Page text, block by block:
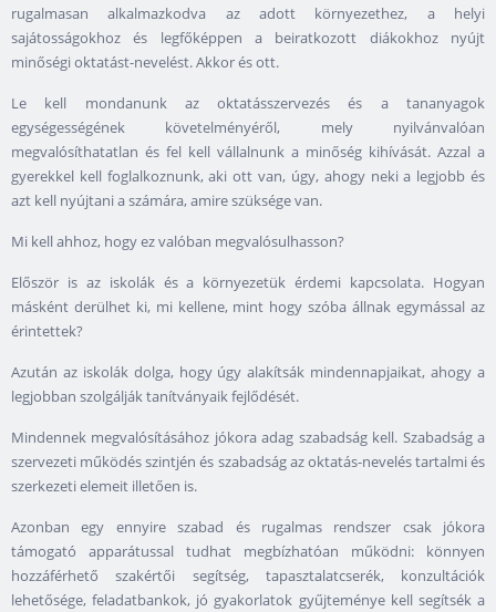
rugalmasan alkalmazkodva az adott környezethez, a helyi
sajátosságokhoz és legfőképpen a beiratkozott diákokhoz nyújt
minőségi oktatást-nevelést. Akkor és ott.
Le kell mondanunk az oktatásszervezés és a tananyagok
egységességének követelményéről, mely nyilvánvalóan
megvalósíthatatlan és fel kell vállalnunk a minőség kihívását. Azzal a
gyerekkel kell foglalkoznunk, aki ott van, úgy, ahogy neki a legjobb és
azt kell nyújtani a számára, amire szüksége van.
Mi kell ahhoz, hogy ez valóban megvalósulhasson?
Először is az iskolák és a környezetük érdemi kapcsolata. Hogyan
másként derülhet ki, mi kellene, mint hogy szóba állnak egymással az
érintettek?
Azután az iskolák dolga, hogy úgy alakítsák mindennapjaikat, ahogy a
legjobban szolgálják tanítványaik fejlődését.
Mindennek megvalósításához jókora adag szabadság kell. Szabadság a
szervezeti működés szintjén és szabadság az oktatás-nevelés tartalmi és
szerkezeti elemeit illetően is.
Azonban egy ennyire szabad és rugalmas rendszer csak jókora
támogató apparátussal tudhat megbízhatóan működni: könnyen
hozzáférhető szakértői segítség, tapasztalatcserék, konzultációk
lehetősége, feladatbankok, jó gyakorlatok gyűjteménye kell segítsék a